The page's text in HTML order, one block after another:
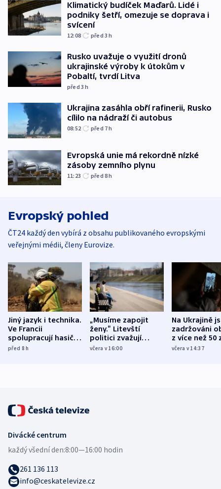
Klimatický budíček Maďarů. Lidé i
podniky šetří, omezuje se doprava i
svícení
12:08 před 3h
Rusko uvažuje o využití dronů
ukrajinské výroby k útokům v
Pobaltí, tvrdí Litva
před 3h
Ukrajina zasáhla obří rafinerii, Rusko
cílilo na nádraží či autobus
08:52 před 7h
Evropská unie má rekordně nízké
zásoby zemního plynu
11:23 před 8h
Evropský pohled
ČT24 každý den vybírá z obsahu publikovaného evropskými
veřejnými médii, členy Eurovize.
Jiný jazyk i technika.
Ve Francii
spolupracují hasiči z
různých zemí
před 8h
„Musíme zapojit
ženy.“ Litevští
politici zvažují
dohodu o
včera v 16:00
Na Ukrajině
zadržováni
z více než 50
Bojovali na
včera v 14:37
Divácké centrum
každý všední den:8:00—16:00 hodin
261 136 113
info@ceskatelevize.cz